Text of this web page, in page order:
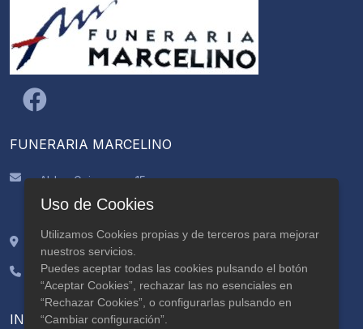
FUNERARIA MARCELINO
Aldea Guimarans, 15
CP: 15895, Ames
A Coruña
42.84464, -8.624765
981 883 356
629 559 205
INFORMACIÓN
Uso de Cookies
Utilizamos Cookies propias y de terceros para mejorar
nuestros servicios.
Puedes aceptar todas las cookies pulsando el botón
“Aceptar Cookies”, rechazar las no esenciales en
“Rechazar Cookies”, o configurarlas pulsando en
“Cambiar configuración”.